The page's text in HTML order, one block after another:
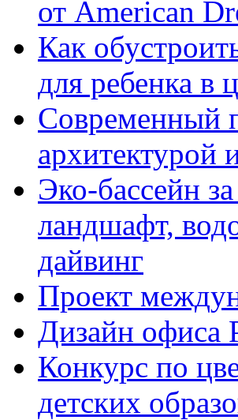
от American
Как
для ребенка в
Cовременный
архитектурой
Эко-бассейн
ландшафт,
дайвинг
Проект
Дизайн офиса
Конкурс по
детских